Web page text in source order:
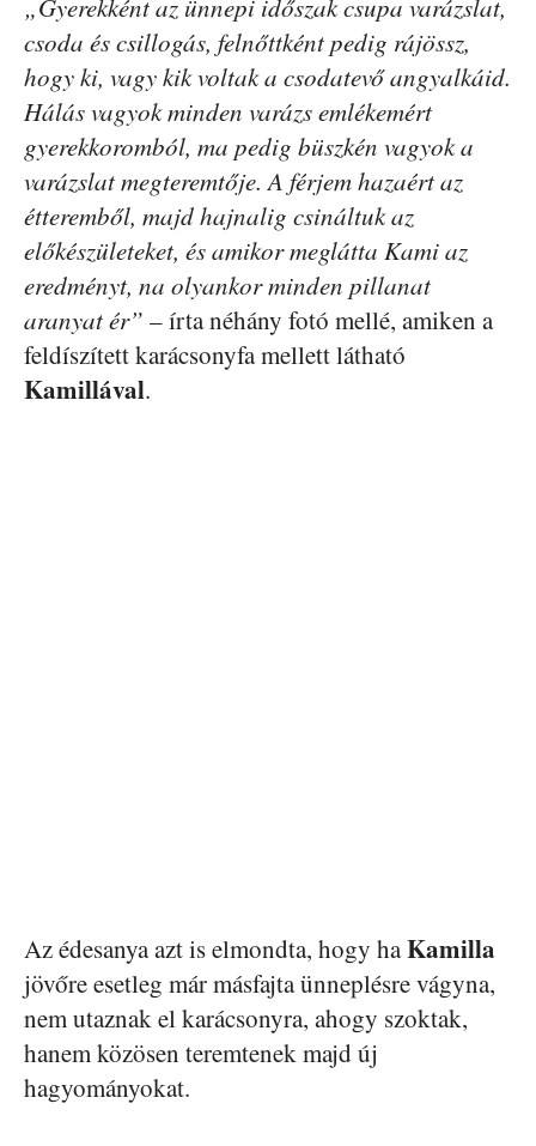
„Gyerekként az ünnepi időszak csupa varázslat,
csoda és csillogás, felnőttként pedig rájössz,
hogy ki, vagy kik voltak a csodatevő angyalkáid.
Hálás vagyok minden varázs emlékemért
gyerekkoromból, ma pedig büszkén vagyok a
varázslat megteremtője. A férjem hazaért az
étteremből, majd hajnalig csináltuk az
előkészületeket, és amikor meglátta Kami az
eredményt, na olyankor minden pillanat
aranyat ér” – írta néhány fotó mellé, amiken a
feldíszített karácsonyfa mellett látható
Kamillával.
Az édesanya azt is elmondta, hogy haKamilla
jövőre esetleg már másfajta ünneplésre vágyna,
nem utaznak el karácsonyra, ahogy szoktak,
hanem közösen teremtenek majd új
hagyományokat.